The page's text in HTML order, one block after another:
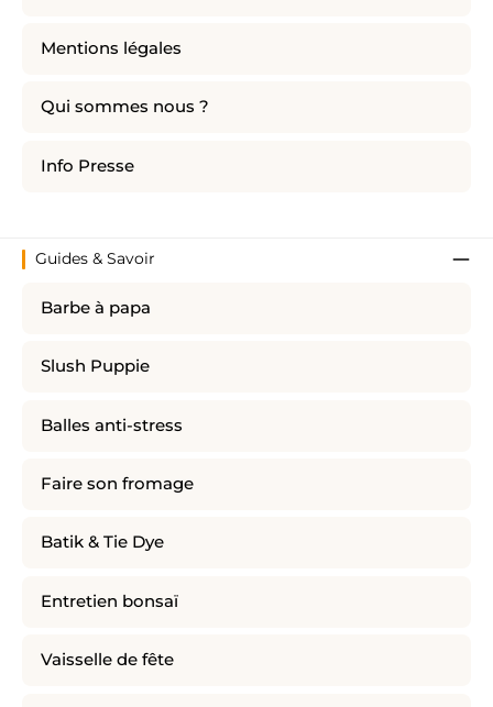
Mentions légales
Qui sommes nous ?
Info Presse
Guides & Savoir
Barbe à papa
Slush Puppie
Balles anti-stress
Faire son fromage
Batik & Tie Dye
Entretien bonsaï
Vaisselle de fête